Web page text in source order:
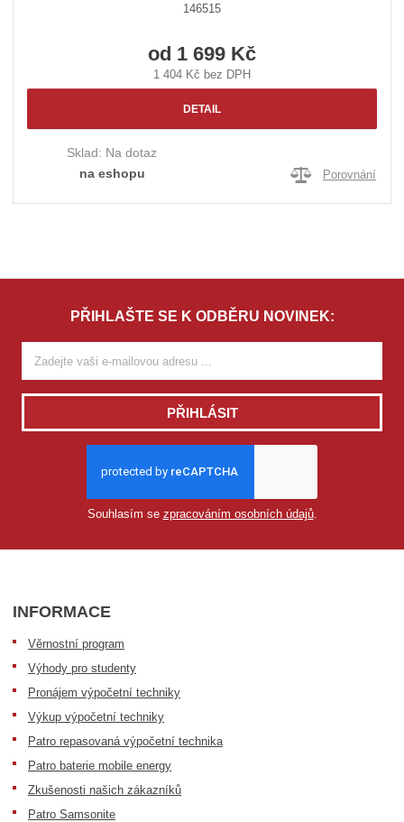
146515
od 1 699 Kč
1 404 Kč bez DPH
DETAIL
Sklad: Na dotaz
na eshopu
Porovnání
PŘIHLAŠTE SE K ODBĚRU NOVINEK:
PŘIHLÁSIT
Souhlasím se zpracováním osobních údajů.
INFORMACE
Věrnostní program
Výhody pro studenty
Pronájem výpočetní techniky
Výkup výpočetní techniky
Patro repasovaná výpočetní technika
Patro baterie mobile energy
Zkušenosti našich zákazníků
Patro Samsonite